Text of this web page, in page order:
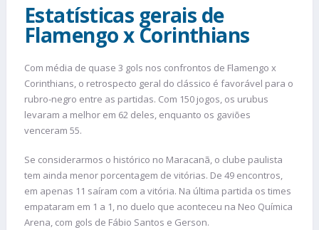
Estatísticas gerais de
Flamengo x Corinthians
Com média de quase 3 gols nos confrontos de Flamengo x
Corinthians, o retrospecto geral do clássico é favorável para o
rubro-negro entre as partidas. Com 150 jogos, os urubus
levaram a melhor em 62 deles, enquanto os gaviões
venceram 55.
Se considerarmos o histórico no Maracanã, o clube paulista
tem ainda menor porcentagem de vitórias. De 49 encontros,
em apenas 11 saíram com a vitória. Na última partida os times
empataram em 1 a 1, no duelo que aconteceu na Neo Química
Arena, com gols de Fábio Santos e Gerson.